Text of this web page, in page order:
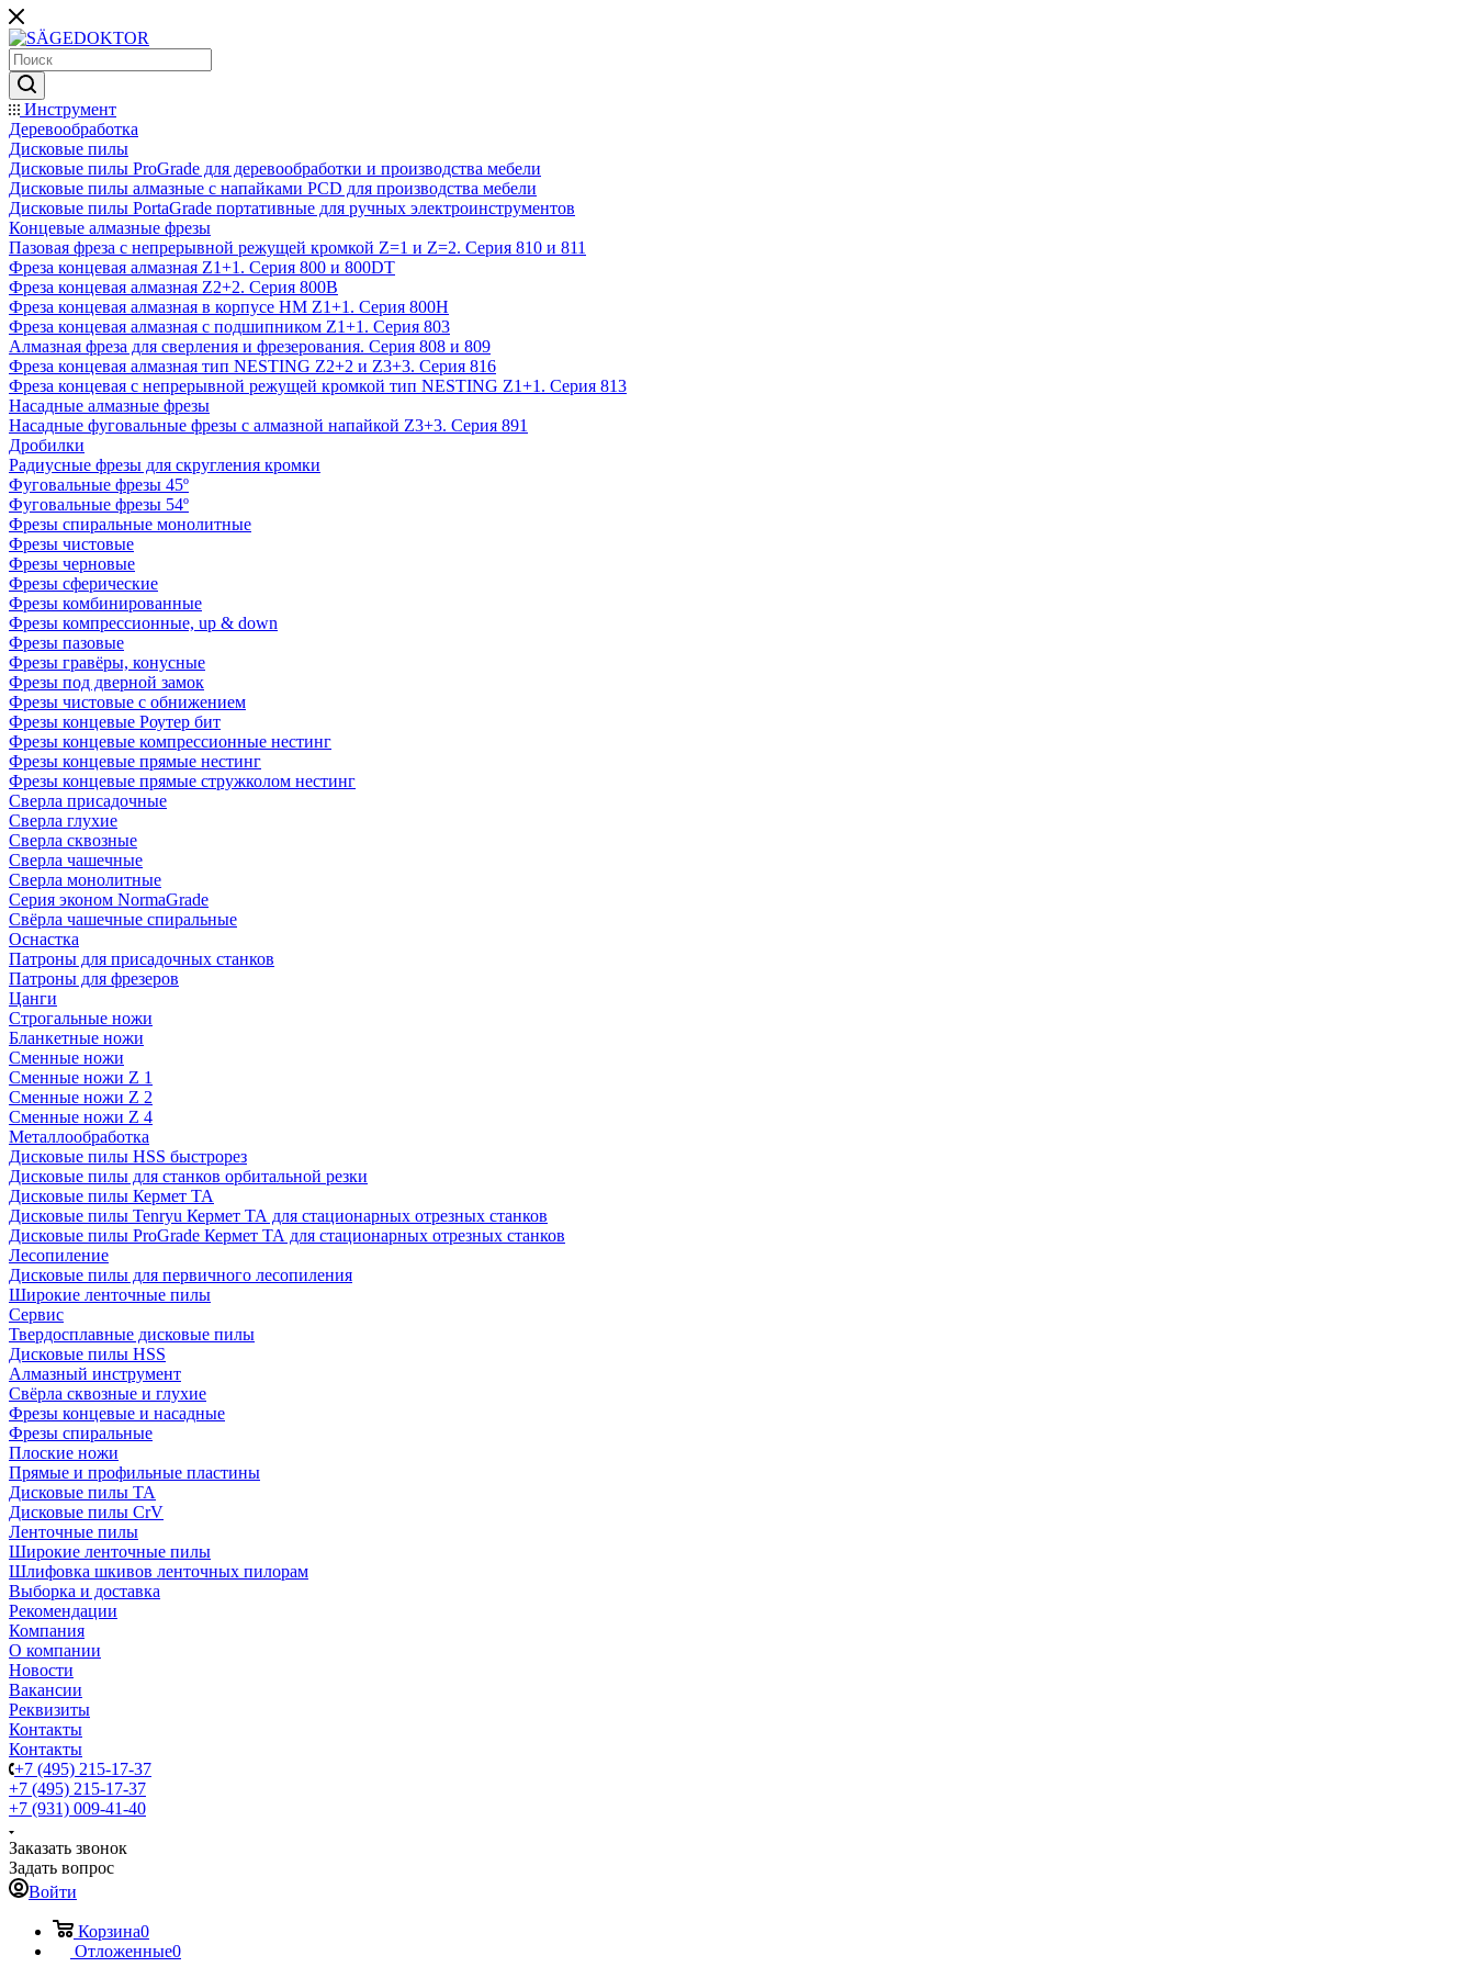
Инструмент
Деревообработка
Дисковые пилы
Дисковые пилы ProGrade для деревообработки и производства мебели
Дисковые пилы алмазные с напайками PCD для производства мебели
Дисковые пилы PortaGrade портативные для ручных электроинструментов
Концевые алмазные фрезы
Пазовая фреза с непрерывной режущей кромкой Z=1 и Z=2. Серия 810 и 811
Фреза концевая алмазная Z1+1. Серия 800 и 800DT
Фреза концевая алмазная Z2+2. Серия 800B
Фреза концевая алмазная в корпусе НМ Z1+1. Серия 800H
Фреза концевая алмазная с подшипником Z1+1. Серия 803
Алмазная фреза для сверления и фрезерования. Серия 808 и 809
Фреза концевая алмазная тип NESTING Z2+2 и Z3+3. Серия 816
Фреза концевая с непрерывной режущей кромкой тип NESTING Z1+1. Серия 813
Насадные алмазные фрезы
Насадные фуговальные фрезы с алмазной напайкой Z3+3. Серия 891
Дробилки
Радиусные фрезы для скругления кромки
Фуговальные фрезы 45º
Фуговальные фрезы 54º
Фрезы спиральные монолитные
Фрезы чистовые
Фрезы черновые
Фрезы сферические
Фрезы комбинированные
Фрезы компрессионные, up & down
Фрезы пазовые
Фрезы гравёры, конусные
Фрезы под дверной замок
Фрезы чистовые с обнижением
Фрезы концевые Роутер бит
Фрезы концевые компрессионные нестинг
Фрезы концевые прямые нестинг
Фрезы концевые прямые стружколом нестинг
Сверла присадочные
Сверла глухие
Сверла сквозные
Сверла чашечные
Сверла монолитные
Серия эконом NormaGrade
Свёрла чашечные спиральные
Оснастка
Патроны для присадочных станков
Патроны для фрезеров
Цанги
Строгальные ножи
Бланкетные ножи
Сменные ножи
Сменные ножи Z 1
Сменные ножи Z 2
Сменные ножи Z 4
Металлообработка
Дисковые пилы HSS быстрорез
Дисковые пилы для станков орбитальной резки
Дисковые пилы Кермет ТА
Дисковые пилы Tenryu Кермет ТА для стационарных отрезных станков
Дисковые пилы ProGrade Кермет ТА для стационарных отрезных станков
Лесопиление
Дисковые пилы для первичного лесопиления
Широкие ленточные пилы
Сервис
Твердосплавные дисковые пилы
Дисковые пилы HSS
Алмазный инструмент
Свёрла сквозные и глухие
Фрезы концевые и насадные
Фрезы спиральные
Плоские ножи
Прямые и профильные пластины
Дисковые пилы TA
Дисковые пилы CrV
Ленточные пилы
Широкие ленточные пилы
Шлифовка шкивов ленточных пилорам
Выборка и доставка
Рекомендации
Компания
О компании
Новости
Вакансии
Реквизиты
Контакты
Контакты
+7 (495) 215-17-37
+7 (495) 215-17-37
+7 (931) 009-41-40
Заказать звонок
Задать вопрос
Войти
Корзина0
Отложенные0